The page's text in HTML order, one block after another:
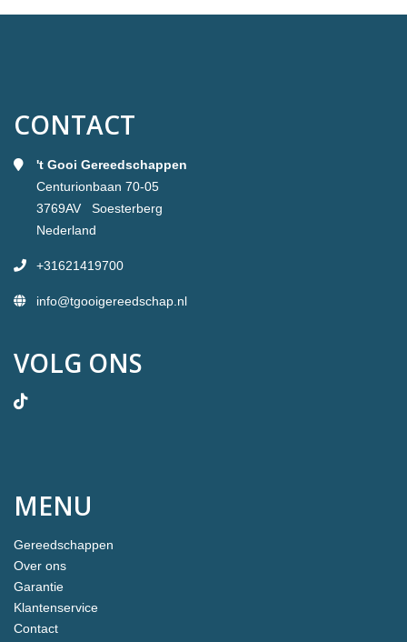
CONTACT
't Gooi Gereedschappen
Centurionbaan 70-05
3769AV Soesterberg
Nederland
+31621419700
info@tgooigereedschap.nl
VOLG ONS
MENU
Gereedschappen
Over ons
Garantie
Klantenservice
Contact